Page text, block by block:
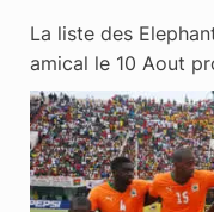
La liste des
amical le 10 Aout